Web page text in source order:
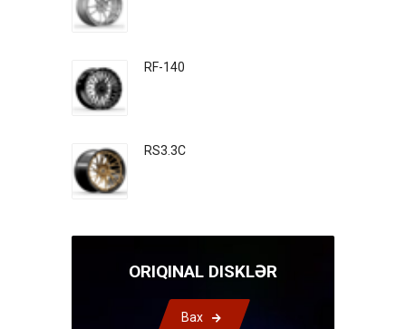
RF-140
RS3.3C
ORIQINAL DISKLƏR
Bax